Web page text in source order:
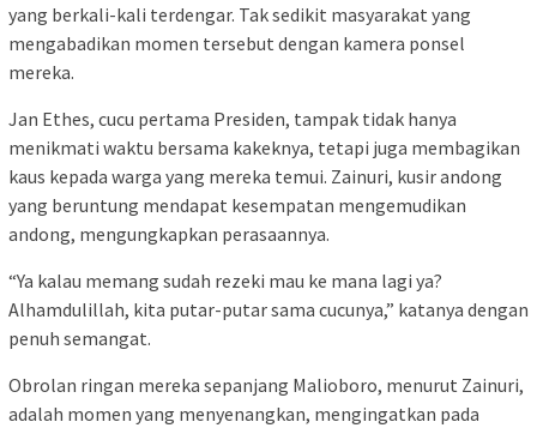
yang berkali-kali terdengar. Tak sedikit masyarakat yang
mengabadikan momen tersebut dengan kamera ponsel
mereka.
Jan Ethes, cucu pertama Presiden, tampak tidak hanya
menikmati waktu bersama kakeknya, tetapi juga membagikan
kaus kepada warga yang mereka temui. Zainuri, kusir andong
yang beruntung mendapat kesempatan mengemudikan
andong, mengungkapkan perasaannya.
“Ya kalau memang sudah rezeki mau ke mana lagi ya?
Alhamdulillah, kita putar-putar sama cucunya,” katanya dengan
penuh semangat.
Obrolan ringan mereka sepanjang Malioboro, menurut Zainuri,
adalah momen yang menyenangkan, mengingatkan pada